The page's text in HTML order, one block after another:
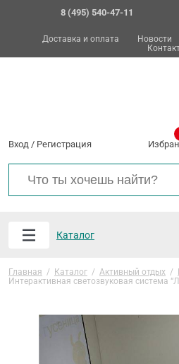
8 (495) 540-47-11
Доставка и оплата Новости
Вход / Регистрация
Каталог
Главная / Каталог / Активный отдых /
Интерактивная светозвуковая система